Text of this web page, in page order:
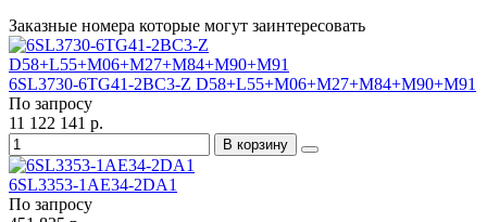
Заказные номера которые могут заинтересовать
6SL3730-6TG41-2BC3-Z D58+L55+M06+M27+M84+M90+M91
По запросу
11 122 141 р.
В корзину
6SL3353-1AE34-2DA1
По запросу